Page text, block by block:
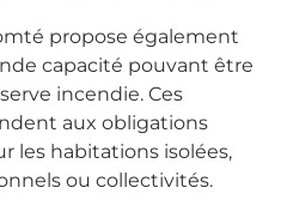
propose également
capacité pouvant être
incendie. Ces
aux obligations
les habitations isolées,
ou collectivités.